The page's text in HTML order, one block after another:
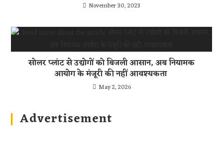
November 30, 2023
सोलर प्लांट से उद्योगों को बिजली आसान, अब नियामक
आयोग के मंजूरी की नहीं आवश्यकता
May 2, 2026
Advertisement